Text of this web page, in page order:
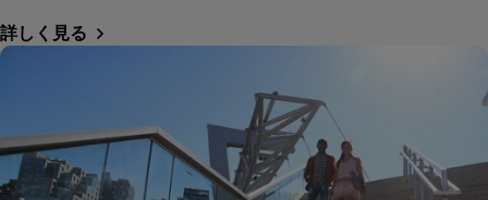
詳しく見る